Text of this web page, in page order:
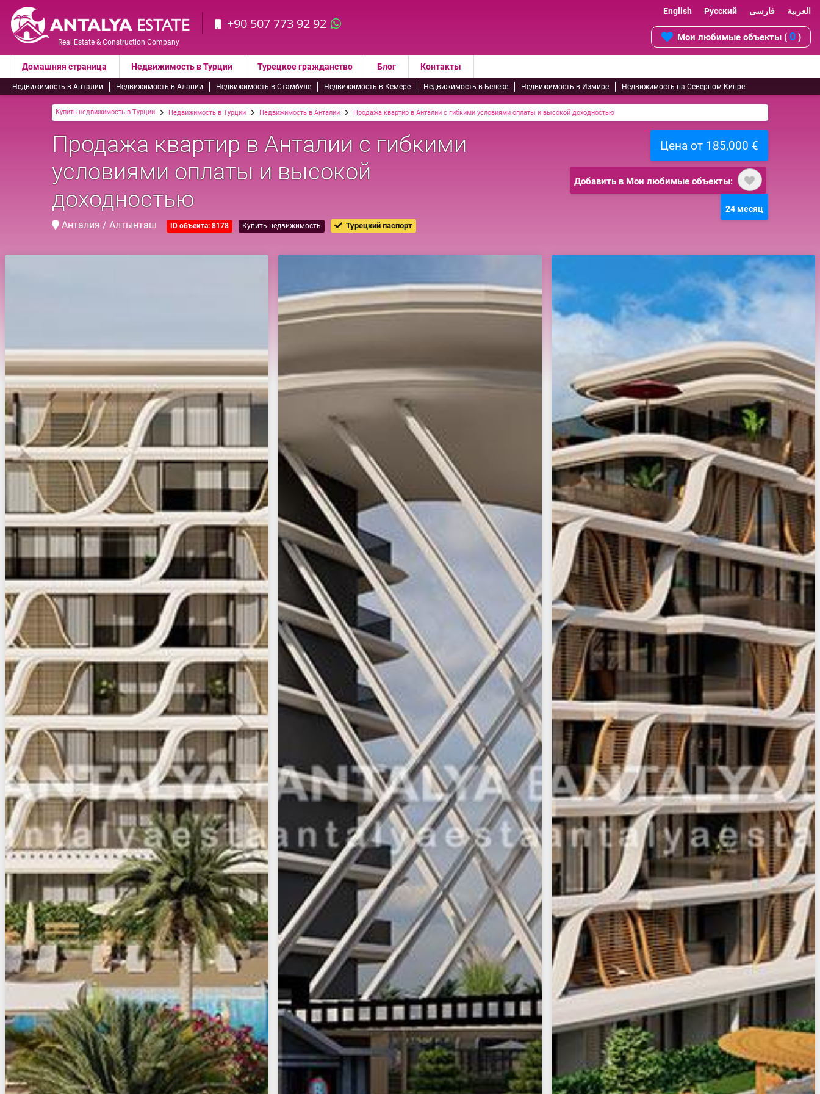
Real Estate & Construction Company
+90 507 773 92 92
English Русский فارسی العربية
Мои любимые объекты ( 0 )
Домашняя страница Недвижимость в Турции Турецкое гражданство Блог Контакты
Недвижимость в Анталии Недвижимость в Алании Недвижимость в Стамбуле Недвижимость в Кемере Недвижимость в Белеке Недвижимость в Измире Недвижимость на Северном Кипре
Купить недвижимость в Турции Недвижимость в Турции Недвижимость в Анталии Продажа квартир в Анталии с гибкими условиями оплаты и высокой доходностью
Продажа квартир в Анталии с гибкими
условиями оплаты и высокой
доходностью
Анталия / Алтынташ ID объекта: 8178 Купить недвижимость Турецкий паспорт
Цена от 185,000 €
Добавить в Мои любимые объекты:
24 месяц